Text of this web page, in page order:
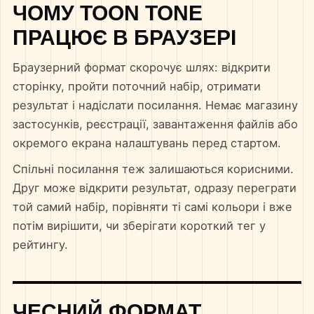
ЧОМУ TOON TONE
ПРАЦЮЄ В БРАУЗЕРІ
Браузерний формат скорочує шлях: відкрити
сторінку, пройти поточний набір, отримати
результат і надіслати посилання. Немає магазину
застосунків, реєстрації, завантаження файлів або
окремого екрана налаштувань перед стартом.
Спільні посилання теж залишаються корисними.
Друг може відкрити результат, одразу переграти
той самий набір, порівняти ті самі кольори і вже
потім вирішити, чи зберігати короткий тег у
рейтингу.